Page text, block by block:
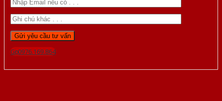
Gọi 0976.169.864